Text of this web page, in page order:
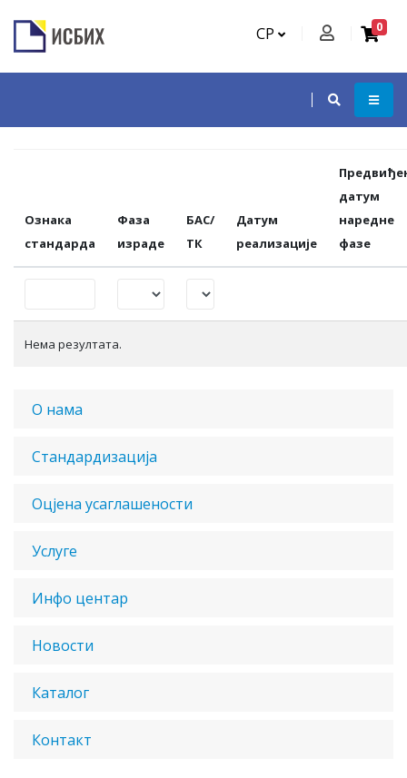
СР 0
Ознака
стандарда
Фаза
израде
БАС/
ТК
Датум
реализације
датум
наредне
фазе
Нема резултата.
О нама
Стандардизација
Оцјена усаглашености
Услуге
Инфо центар
Новости
Каталог
Контакт